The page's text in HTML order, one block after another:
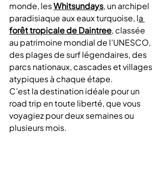
monde, les Whitsundays, un archipel
paradisiaque aux eaux turquoise, la
forêt tropicale de Daintree, classée
au patrimoine mondial de l’UNESCO,
des plages de surf légendaires, des
parcs nationaux, cascades et villages
atypiques à chaque étape.
C’est la destination idéale pour un
road trip en toute liberté, que vous
voyagiez pour deux semaines ou
plusieurs mois.